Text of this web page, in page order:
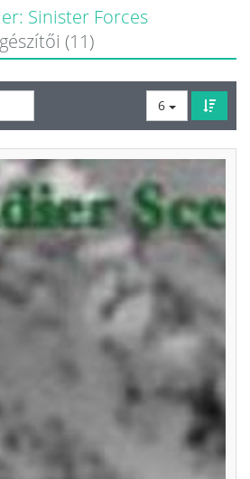
Sinister Forces
(11)
6